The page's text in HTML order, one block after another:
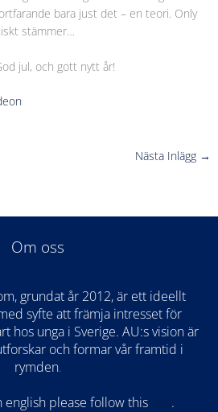
bara just det – en teori. Only
stämmer…
jul, och gott nytt år!
Nästa Inlägg →
Om oss
grundat år 2012, är ett ideellt
syfte att främja intresset för
hos unga i Sverige. AU:s vision är
och formar vår framtid i
rymden.
english please follow this
.